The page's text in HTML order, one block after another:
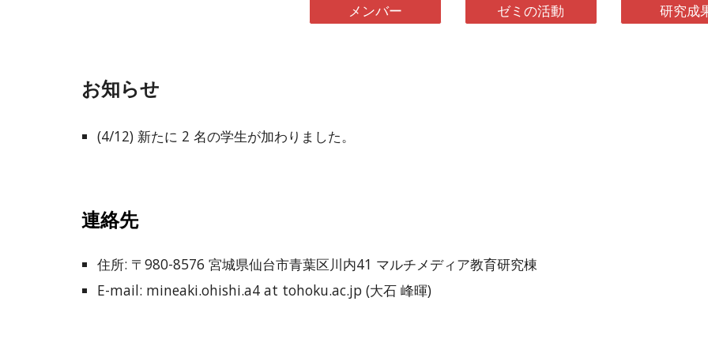
メンバー ゼミの活動 研究成
お知らせ
(4/12) 新たに 2 名の学生が加わりました。
連絡先
住所: 〒980-8576 宮城県仙台市青葉区川内41 マルチメディア教育研究棟
E-mail: mineaki.ohishi.a4 at tohoku.ac.jp (大石 峰暉)